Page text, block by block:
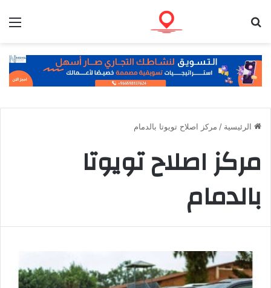
الرئيسية / مركز اصلاح تويوتا بالدمام
مركز اصلاح تويوتا
بالدمام